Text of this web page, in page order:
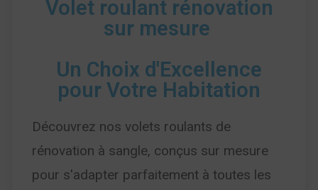
Volet roulant rénovation
sur mesure
Un Choix d'Excellence
pour Votre Habitation
Découvrez nos volets roulants de
rénovation à sangle, conçus sur mesure
pour s'adapter parfaitement à toutes les